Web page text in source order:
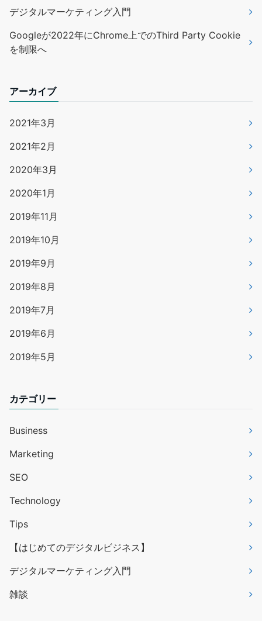
デジタルマーケティング入門
Googleが2022年にChrome上でのThird Party Cookie
を制限へ
アーカイブ
2021年3月
2021年2月
2020年3月
2020年1月
2019年11月
2019年10月
2019年9月
2019年8月
2019年7月
2019年6月
2019年5月
カテゴリー
Business
Marketing
SEO
Technology
Tips
【はじめてのデジタルビジネス】
デジタルマーケティング入門
雑談